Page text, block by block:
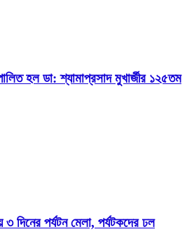
হল ডা: শ্যামাপ্রসাদ মুখার্জীর ১২৫তম
পর্যটন মেলা, পর্যটকদের ঢল